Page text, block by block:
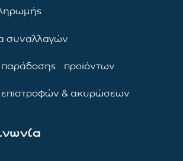
συναλλαγών
παράδοσης προϊόντων
επιστροφών & ακυρώσεων